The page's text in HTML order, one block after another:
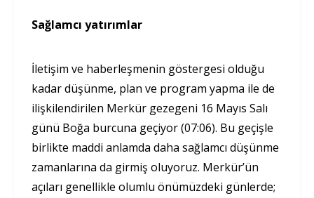
Sağlamcı yatırımlar
İletişim ve haberleşmenin göstergesi olduğu
kadar düşünme, plan ve program yapma ile de
ilişkilendirilen Merkür gezegeni 16 Mayıs Salı
günü Boğa burcuna geçiyor (07:06). Bu geçişle
birlikte maddi anlamda daha sağlamcı düşünme
zamanlarına da girmiş oluyoruz. Merkür’ün
açıları genellikle olumlu önümüzdeki günlerde;